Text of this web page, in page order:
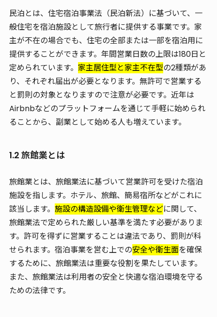
民泊とは、住宅宿泊事業法（民泊新法）に基づいて、一
般住宅を宿泊施設として旅行者に提供する事業です。家
主が不在の場合でも、住宅の全部または一部を宿泊用に
提供することができます。年間営業日数の上限は180日と
定められています。 家主居住型と家主不在型の2種類があ
り、それぞれ届出が必要となります。無許可で営業する
と罰則の対象となりますので注意が必要です。近年は
Airbnbなどのプラットフォームを通じて手軽に始められ
ることから、副業として始める人も増えています。
1.2 旅館業とは
旅館業とは、旅館業法に基づいて営業許可を受けた宿泊
施設を指します。ホテル、旅館、簡易宿所などがこれに
該当します。 施設の構造設備や衛生管理などに関して、
旅館業法で定められた厳しい基準を満たす必要がありま
す。許可を得ずに営業することは違法であり、罰則が科
せられます。宿泊事業を営む上での安全や衛生面を確保
するために、旅館業法は重要な役割を果たしています。
また、旅館業法は利用者の安全と快適な宿泊環境を守る
ための法律です。